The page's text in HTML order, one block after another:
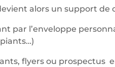
alors un support de
par l’enveloppe
flyers ou prospectus